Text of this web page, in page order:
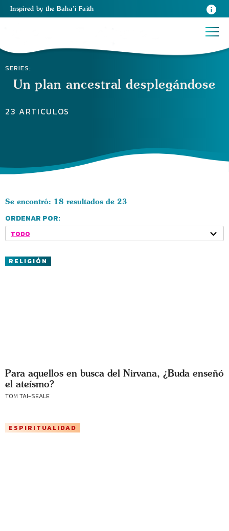
Inspired by the Baha’i Faith
SERIES:
Un plan ancestral desplegándose
23 ARTICULOS
Se encontró: 18 resultados de 23
ORDENAR POR:
TODO
RELIGIÓN
Para aquellos en busca del Nirvana, ¿Buda enseñó
el ateísmo?
TOM TAI-SEALE
ESPIRITUALIDAD